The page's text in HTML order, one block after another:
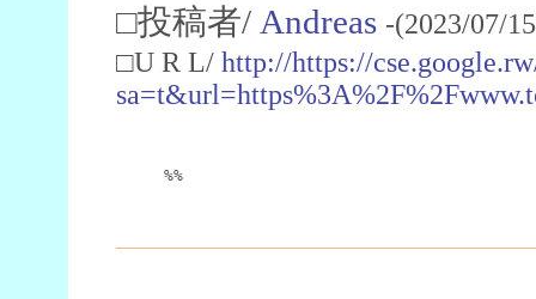
□投稿者/ Andreas -(2023/07/
□U R L/ http://https://
%%